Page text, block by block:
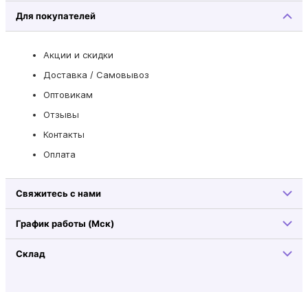
Для покупателей
Акции и скидки
Доставка / Самовывоз
Оптовикам
Отзывы
Контакты
Оплата
Свяжитесь с нами
График работы (Мск)
Склад